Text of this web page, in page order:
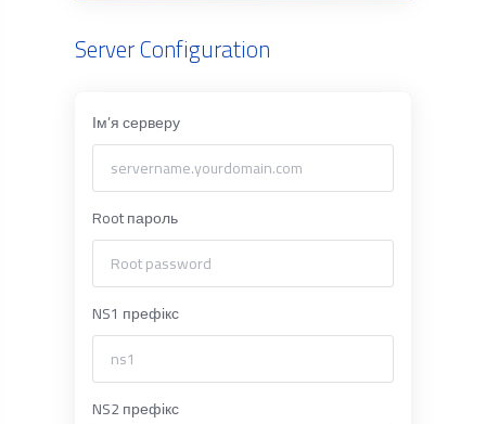
Server Configuration
Ім’я серверу
Root пароль
NS1 префікс
NS2 префікс